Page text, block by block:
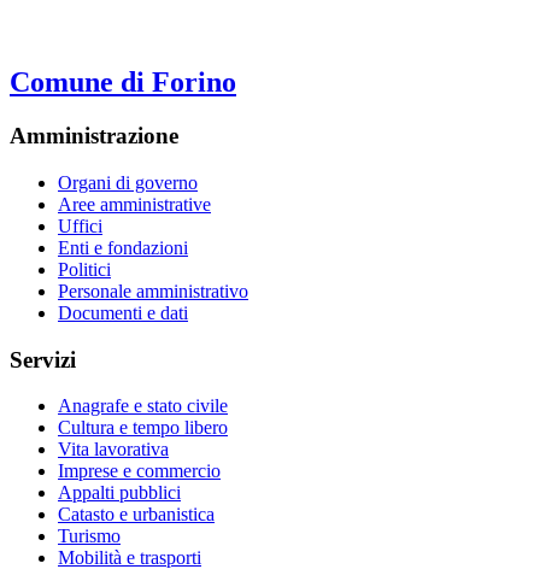
Comune di Forino
Amministrazione
Organi di governo
Aree amministrative
Uffici
Enti e fondazioni
Politici
Personale amministrativo
Documenti e dati
Servizi
Anagrafe e stato civile
Cultura e tempo libero
Vita lavorativa
Imprese e commercio
Appalti pubblici
Catasto e urbanistica
Turismo
Mobilità e trasporti